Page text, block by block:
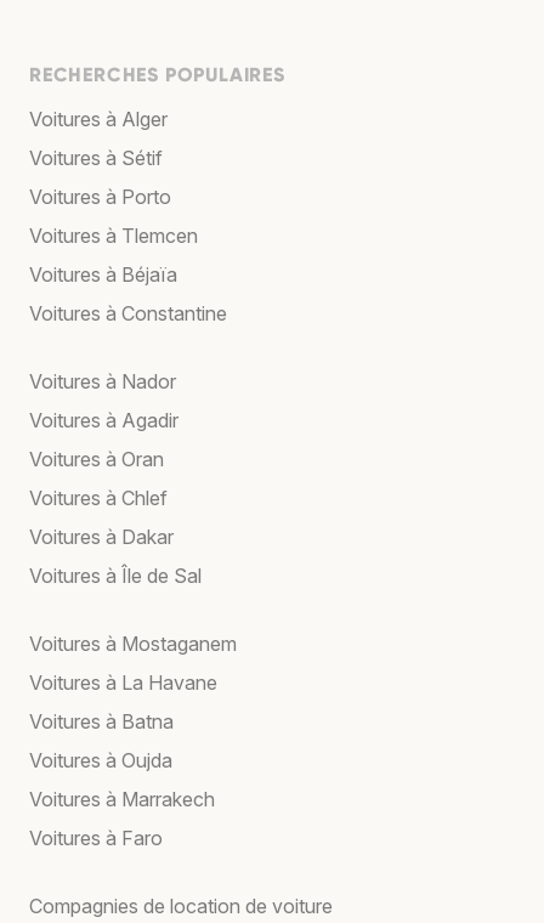
RECHERCHES POPULAIRES
Voitures à Alger
Voitures à Sétif
Voitures à Porto
Voitures à Tlemcen
Voitures à Béjaïa
Voitures à Constantine
Voitures à Nador
Voitures à Agadir
Voitures à Oran
Voitures à Chlef
Voitures à Dakar
Voitures à Île de Sal
Voitures à Mostaganem
Voitures à La Havane
Voitures à Batna
Voitures à Oujda
Voitures à Marrakech
Voitures à Faro
Compagnies de location de voiture